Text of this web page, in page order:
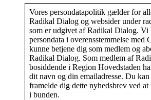
Vores persondatapolitik gælder for
Radikal Dialog og websider under
som er udgivet af Radikal Dialog. Vi
persondata i overensstemmelse med
kunne betjene dig som medlem og
Radikal Dialog. Som medlem af
bosiddende i Region Hovedstaden
dit navn og din emailadresse. Du
framelde dig dette nyhedsbrev ved
i bunden.